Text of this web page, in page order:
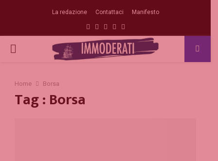
La redazione Contattaci Manifesto
Facebook
TwitterInstagram
Linkedin
Email
PRIMARY
Home Borsa
Tag : Borsa